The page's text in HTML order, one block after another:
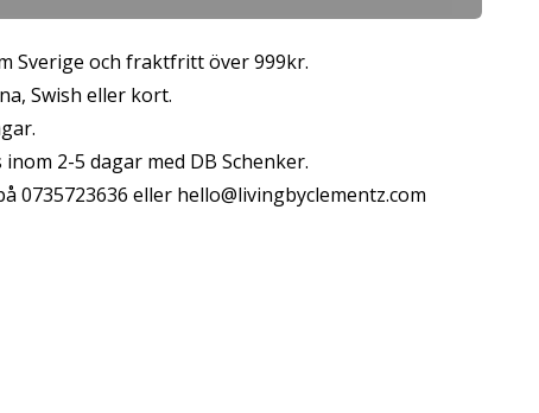
Sverige och fraktfritt över 999kr.
Swish eller kort.
2-5 dagar med DB Schenker.
0735723636 eller hello@livingbyclementz.com